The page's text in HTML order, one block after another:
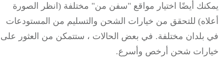
أيضًا اختيار مواقع "سفن من" مختلفة (انظر الصورة
للتحقق من خيارات الشحن والتسليم من المستودعات
مختلفة.في بعض الحالات ، ستتمكن من العثور على
شحن أرخص وأسرع.